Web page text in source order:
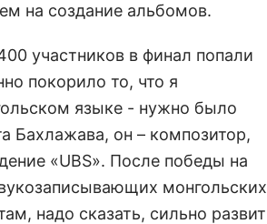
на создание альбомов.
участников в финал попали
покорило то, что я
языке - нужно было
Бахлажава, он – композитор,
«UBS». После победы на
монгольских
надо сказать, сильно развит